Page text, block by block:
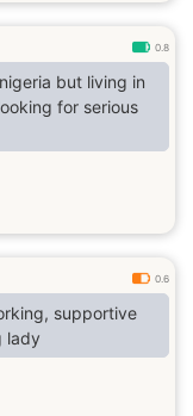
0.8
but living in
for serious
0.6
supportive
lady